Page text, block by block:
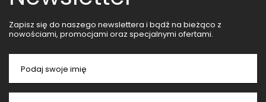
Zapisz się do naszego newslettera i bądź na bieżąco z
nowościami, promocjami oraz specjalnymi ofertami.
Podaj swoje imię